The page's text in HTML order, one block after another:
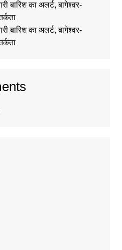
बारिश का अलर्ट, बागेश्वर-
बारिश का अलर्ट, बागेश्वर-